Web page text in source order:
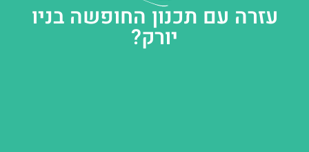
עזרה עם תכנון החופשה בניו
יורק?